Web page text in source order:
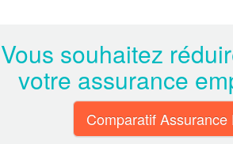
Vous souhaitez
votre assurance
Comparatif Assurance